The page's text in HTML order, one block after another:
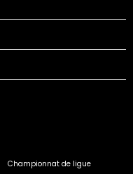
Championnat de ligue